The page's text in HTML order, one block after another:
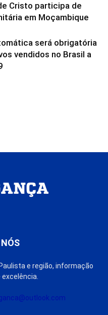
Cristo participa de
em Moçambique
será obrigatória
vendidos no Brasil a
e região, informação